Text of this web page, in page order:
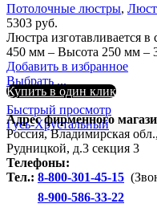
Потолочные люстры,
5303 руб.
Люстра изготавливается
450 мм – Высота 250 мм –
Добавить в избранное
Выбрать ...
Купить в один клик
Быстрый просмотр
Гусь-Хрустальный
Адрес фирменного
Россия, Владимирская
Рудницкой, д.3 секция 3
Телефоны:
Тел.: 8-800-301-45-15
8-900-586-33-22